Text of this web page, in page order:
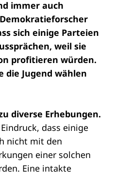
immer auch
sich einige Parteien
weil sie
profitieren würden.
die Jugend wählen
diverse Erhebungen.
dass einige
nicht mit den
einer solchen
Eine intakte